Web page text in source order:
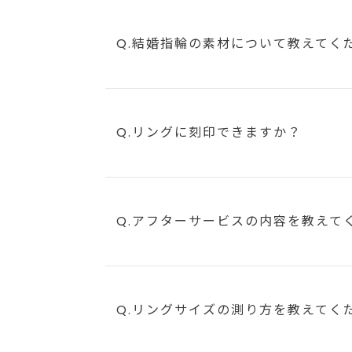
Q.結婚指輪の素材について教えてく
Q.リングに刻印できますか？
Q.アフターサービスの内容を教えて
Q.リングサイズの測り方を教えてく